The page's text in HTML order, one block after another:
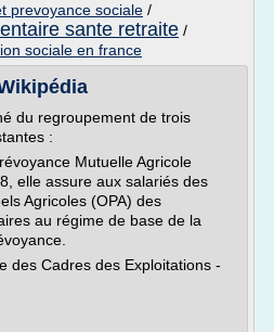
prevoyance sociale /
sante retraite /
sociale en france
du regroupement de trois
:
Mutuelle Agricole
elle assure aux salariés des
Agricoles (OPA) des
au régime de base de la
des Cadres des Exploitations -